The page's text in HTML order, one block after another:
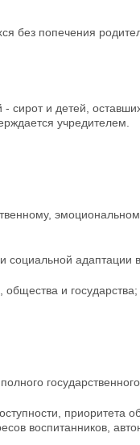
без попечения
сирот и детей,
учредителем.
социальной адаптации
и государства;
приоритета
воспитанников,